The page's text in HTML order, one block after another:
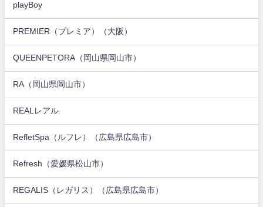
playBoy
PREMIER（プレミア）（大阪）
QUEENPETORA（岡山県岡山市）
RA（岡山県岡山市）
REALレアル
RefletSpa（ルフレ）（広島県広島市）
Refresh（愛媛県松山市）
REGALIS（レガリス）（広島県広島市）